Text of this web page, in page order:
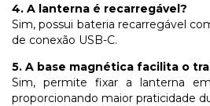
4. A lanterna é recarregável?
Sim, possui bateria recarregável
de conexão USB-C.
5. A base magnética facilita o
Sim, permite fixar a lanterna
proporcionando maior praticidade